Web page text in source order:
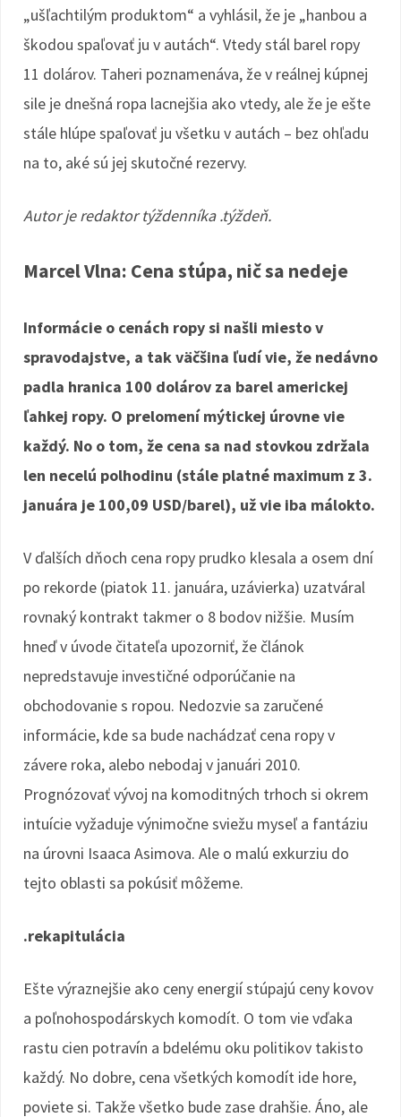
„ušľachtilým produktom“ a vyhlásil, že je „hanbou a
škodou spaľovať ju v autách“. Vtedy stál barel ropy
11 dolárov. Taheri poznamenáva, že v reálnej kúpnej
sile je dnešná ropa lacnejšia ako vtedy, ale že je ešte
stále hlúpe spaľovať ju všetku v autách – bez ohľadu
na to, aké sú jej skutočné rezervy.
Autor je redaktor týždenníka .týždeň.
Marcel Vlna: Cena stúpa, nič sa nedeje
Informácie o cenách ropy si našli miesto v
spravodajstve, a tak väčšina ľudí vie, že nedávno
padla hranica 100 dolárov za barel americkej
ľahkej ropy. O prelomení mýtickej úrovne vie
každý. No o tom, že cena sa nad stovkou zdržala
len necelú polhodinu (stále platné maximum z 3.
januára je 100,09 USD/barel), už vie iba málokto.
V ďalších dňoch cena ropy prudko klesala a osem dní
po rekorde (piatok 11. januára, uzávierka) uzatváral
rovnaký kontrakt takmer o 8 bodov nižšie. Musím
hneď v úvode čitateľa upozorniť, že článok
nepredstavuje investičné odporúčanie na
obchodovanie s ropou. Nedozvie sa zaručené
informácie, kde sa bude nachádzať cena ropy v
závere roka, alebo nebodaj v januári 2010.
Prognózovať vývoj na komoditných trhoch si okrem
intuície vyžaduje výnimočne sviežu myseľ a fantáziu
na úrovni Isaaca Asimova. Ale o malú exkurziu do
tejto oblasti sa pokúsiť môžeme.
.rekapitulácia
Ešte výraznejšie ako ceny energií stúpajú ceny kovov
a poľnohospodárskych komodít. O tom vie vďaka
rastu cien potravín a bdelému oku politikov takisto
každý. No dobre, cena všetkých komodít ide hore,
poviete si. Takže všetko bude zase drahšie. Áno, ale